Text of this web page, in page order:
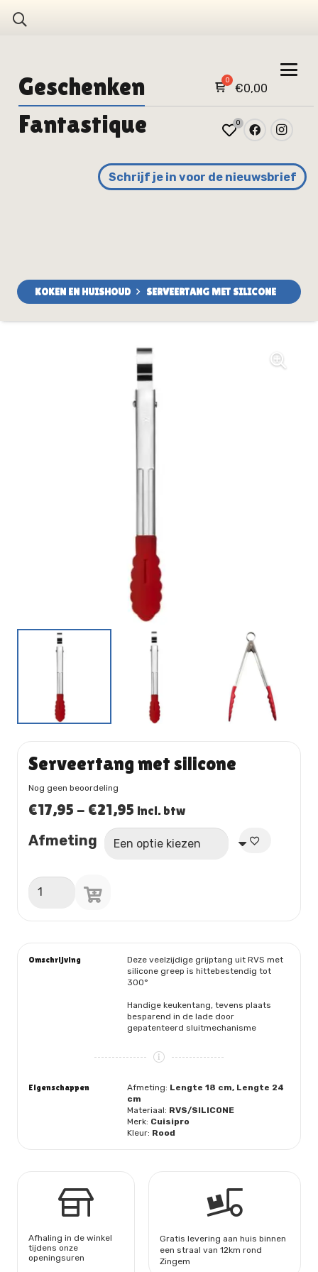
Geschenken €0,00
Fantastique 0
Schrijf je in voor de nieuwsbrief
KOKEN EN HUISHOUD SERVEERTANG MET SILICONE
Serveertang met silicone
Nog geen beoordeling
€17,95 - €21,95 Prijsklasse:
€17,95
tot
incl. btw
Afmeting
Serveertang
met
Omschrijving
Deze veelzijdige grijptang uit RVS met
silicone greep is hittebestendig tot
300°
Handige keukentang, tevens plaats
besparend in de lade door
gepatenteerd sluitmechanisme
Eigenschappen Afmeting: Lengte 18 cm, Lengte 24
cm
Materiaal: RVS/SILICONE
Merk: Cuisipro
Kleur: Rood
Afhaling in de winkel
tijdens onze
openingsuren
Gratis levering aan huis binnen
een straal van 12km rond
Zingem